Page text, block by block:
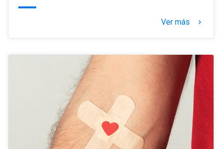
Ver más keyboard_arrow_right